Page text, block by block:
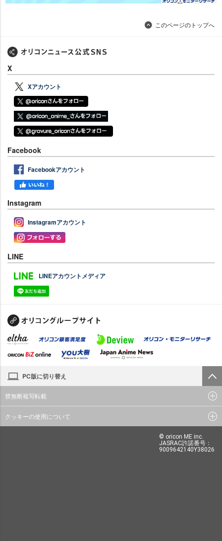
このページのトップへ
X
Xアカウント
Facebook
Facebookアカウント
Instagram
Instagramアカウント
LINE
LINEアカウントメディア
PC版に切り替え
禁無断複写転載
クッキーの使用について
© oricon ME inc.
JASRAC許諾番号：
9009642140Y38026